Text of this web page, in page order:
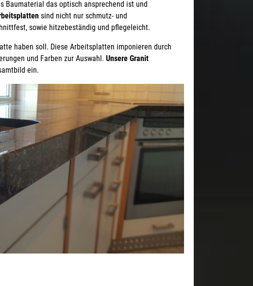
das optisch ansprechend ist und
sind nicht nur schmutz- und
sowie hitzebeständig und pflegeleicht.
haben soll. Diese Arbeitsplatten imponieren durch
und Farben zur Auswahl. Unsere Granit
ein.